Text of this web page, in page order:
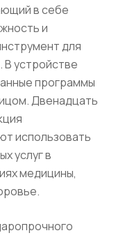
в себе
и
для
устройстве
программы
Двенадцать
использовать
услуг в
медицины,